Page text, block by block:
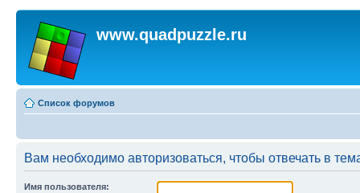
www.quadpuzzle.ru
Список форумов
Вам необходимо авторизоваться, чтобы отвечать в
Имя пользователя: